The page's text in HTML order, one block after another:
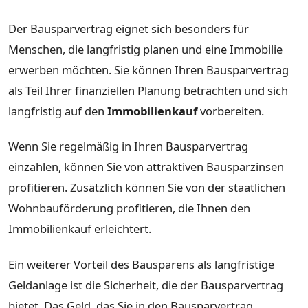
Der Bausparvertrag eignet sich besonders für
Menschen, die langfristig planen und eine Immobilie
erwerben möchten. Sie können Ihren Bausparvertrag
als Teil Ihrer finanziellen Planung betrachten und sich
langfristig auf den Immobilienkaufvorbereiten.
Wenn Sie regelmäßig in Ihren Bausparvertrag
einzahlen, können Sie von attraktiven Bausparzinsen
profitieren. Zusätzlich können Sie von der staatlichen
Wohnbauförderung profitieren, die Ihnen den
Immobilienkauf erleichtert.
Ein weiterer Vorteil des Bausparens als langfristige
Geldanlage ist die Sicherheit, die der Bausparvertrag